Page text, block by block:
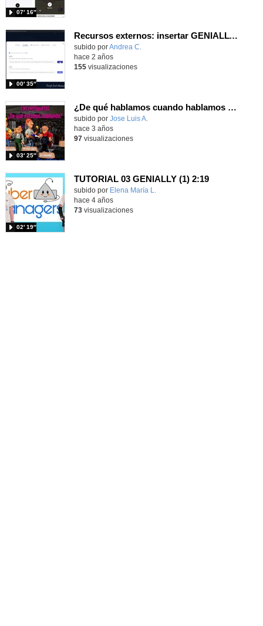
07′ 16″
Recursos externos: insertar GENIALLY en el aula virtual
subido porAndrea C.
00′ 35″
hace 2 años
155visualizaciones
¿De qué hablamos cuando hablamos de las netiquetas?
Contenido educativo.
subido por Jose Luis A.
03′ 25″
hace 3 años
97visualizaciones
TUTORIAL 03 GENIALLY (1) 2:19
Contenido educativo.
subido por Elena María L.
02′ 19″
hace 4 años
73visualizaciones